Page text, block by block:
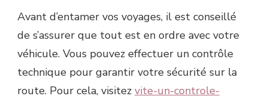
Avant d’entamer vos voyages, il est conseillé
de s’assurer que tout est en ordre avec votre
véhicule. Vous pouvez effectuer un contrôle
technique pour garantir votre sécurité sur la
route. Pour cela, visitez vite-un-controle-